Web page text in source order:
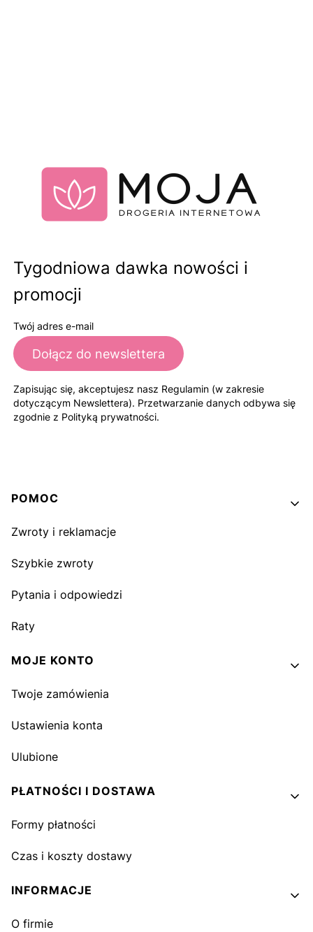
Tygodniowa dawka nowości i
promocji
Twój adres e-mail
Dołącz do newslettera
Zapisując się, akceptujesz nasz Regulamin (w zakresie
dotyczącym Newslettera). Przetwarzanie danych odbywa się
zgodnie z Polityką prywatności.
Linki w stopce
POMOC
Zwroty i reklamacje
Szybkie zwroty
Pytania i odpowiedzi
Raty
MOJE KONTO
Twoje zamówienia
Ustawienia konta
Ulubione
PŁATNOŚCI I DOSTAWA
Formy płatności
Czas i koszty dostawy
INFORMACJE
O firmie